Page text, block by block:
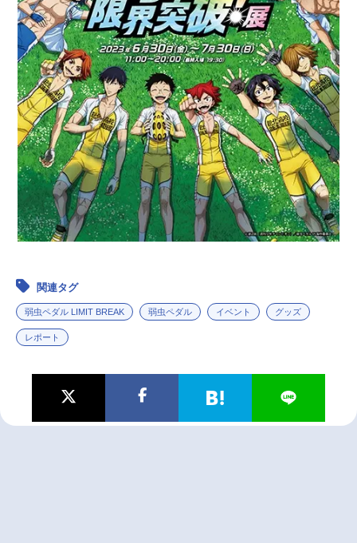
関連タグ
弱虫ペダル LIMIT BREAK 弱虫ペダル イベント グッズ
レポート